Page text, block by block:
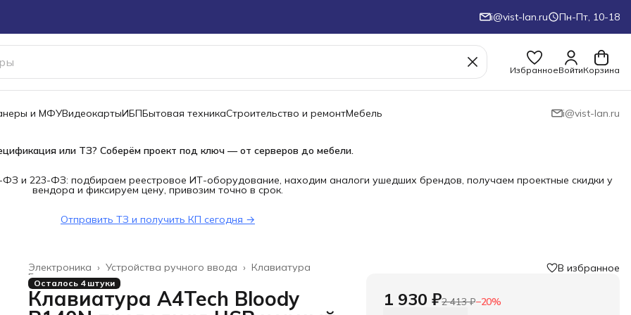
i@vist-lan.ru Пн-Пт, 10-18
ИзбранноеВойтиКорзина
и МФУВидеокартыИБПБытовая техникаСтроительство и ремонтМебель i@vist-lan.ru
или ТЗ? Соберём проект под ключ — от серверов до мебели.
и 223-ФЗ: подбираем реестровое ИТ-оборудование, находим аналоги ушедших брендов, получаем проектные скидки у
вендора и фиксируем цену, привозим точно в срок.
Отправить ТЗ и получить КП сегодня →
Клавиатура
Устройства ручного ввода ›
Электроника ›
Главная ›
Осталось 4 штуки
Клавиатура A4Tech Bloody
В избранное
1 930 ₽2 413 ₽−20%